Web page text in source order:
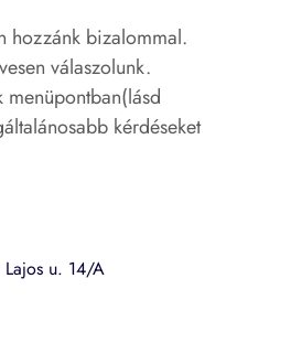
hozzánk bizalommal.
válaszolunk.
menüpontban(lásd
kérdéseket
Lajos u. 14/A